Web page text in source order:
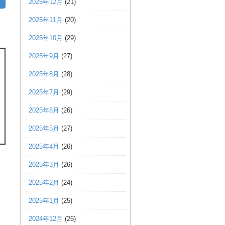
2025年12月 (21)
2025年11月 (20)
2025年10月 (29)
2025年9月 (27)
2025年8月 (28)
2025年7月 (29)
2025年6月 (26)
2025年5月 (27)
2025年4月 (26)
2025年3月 (26)
2025年2月 (24)
2025年1月 (25)
2024年12月 (26)